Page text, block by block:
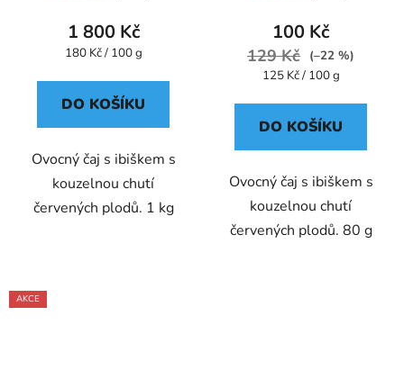
1 800 Kč
Měrná
180 Kč / 100 g
DO KOŠÍKU
Ovocný čaj s ibiškem s
kouzelnou chutí
červených plodů. 1 kg
100 Kč
129 Kč
(–22 %)
Měrná
125 Kč / 100 g
DO KOŠÍKU
Ovocný čaj s ibiškem s
kouzelnou chutí
červených plodů. 80 g
AKCE